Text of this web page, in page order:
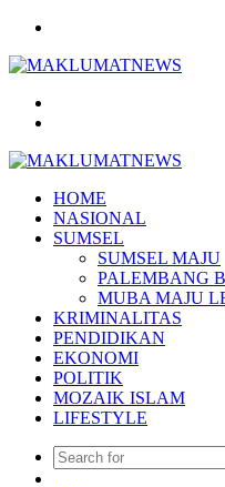
HOME
NASIONAL
SUMSEL
SUMSEL MAJU
PALEMBANG
MUBA MAJU
KRIMINALITAS
PENDIDIKAN
EKONOMI
POLITIK
MOZAIK ISLAM
LIFESTYLE